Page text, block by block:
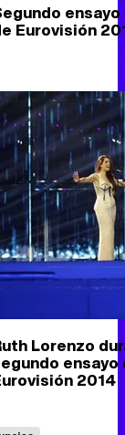
ensayo
Eurovisión
Lorenzo
ensayo
2014